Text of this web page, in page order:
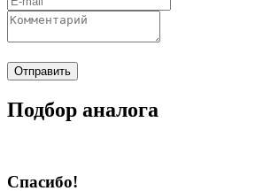
Отправить
Подбор аналога
Спасибо!